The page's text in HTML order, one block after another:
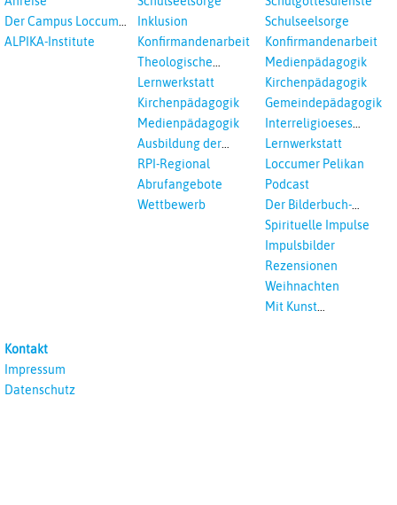
Der Campus Loccum
und Loccumer
ALPIKA-Institute
Inklusion
Konfirmandenarbeit
Theologische
Fortbildungen,
Interreligöses Lernen
Lernwerkstatt
Kirchenpädagogik
Medienpädagogik
Ausbildung der
Vikar*innen
RPI-Regional
Abrufangebote
Wettbewerb
Schulseelsorge
Konfirmandenarbeit
Medienpädagogik
Kirchenpädagogik
Gemeindepädagogik
Interreligioeses
Lernen
Lernwerkstatt
Loccumer Pelikan
Podcast
Der Bilderbuch-
Podcast
Spirituelle Impulse
Impulsbilder
Rezensionen
Weihnachten
Mit Kunst
Kontakt
Impressum
Datenschutz